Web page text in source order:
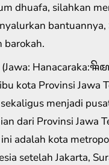
dhuafa, silahkan
bantuannya,
barokah.
(Jawa:
menjadi
dari Provinsi Jawa
adalah kota
setelah Jakarta,